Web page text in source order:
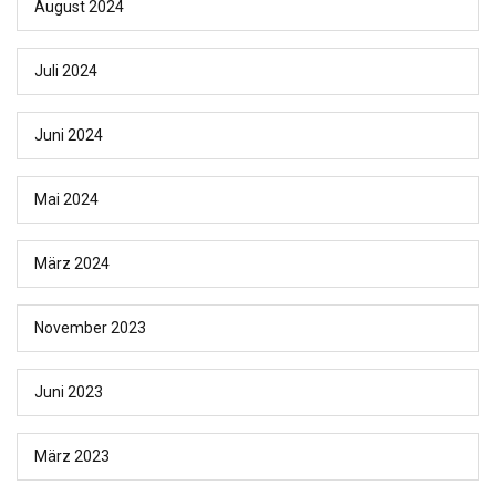
August 2024
Juli 2024
Juni 2024
Mai 2024
März 2024
November 2023
Juni 2023
März 2023